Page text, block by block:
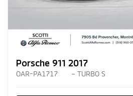
Porsche 911 2017
OAR-PA1717 – TURBO S